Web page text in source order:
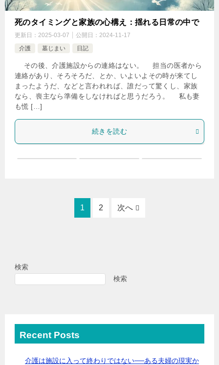
死のタイミングと家族の心構え：揺れる日常の中で
更新日： 2025-03-07 公開日： 2024-11-17
介護
墓じまい 日記
​ その後、介護施設からの連絡はない。 担当の医者から
連絡があり、そろそろだ、とか、いよいよその時が来てし
まったようだ、などと言われれば、誰だって驚くし、家族
なら、喪主なら準備をしなければと思うだろう。 私も妻
も慌 […]
続きを読む
1 2 次へ
検索
検索
Recent Posts
介護は施設に入って終わりではない──ある夫婦の現実か